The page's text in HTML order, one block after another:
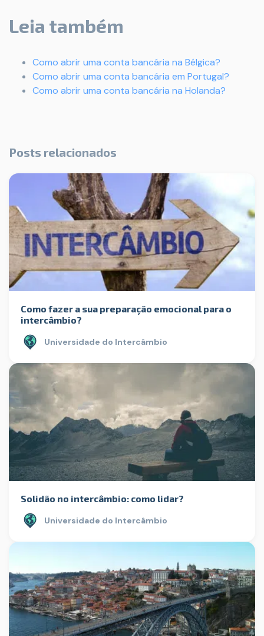
Leia também
Como abrir uma conta bancária na Bélgica?
Como abrir uma conta bancária em Portugal?
Como abrir uma conta bancária na Holanda?
Posts relacionados
Como fazer a sua preparação emocional para o
intercâmbio?
Universidade do Intercâmbio
Solidão no intercâmbio: como lidar?
Universidade do Intercâmbio